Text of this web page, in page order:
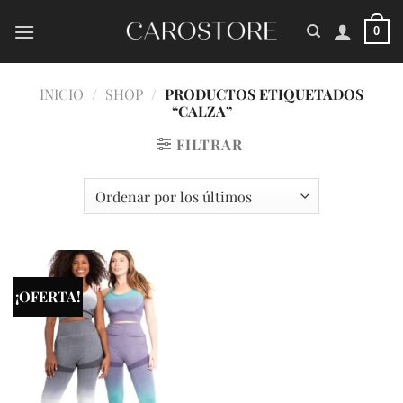
0
INICIO / SHOP / PRODUCTOS ETIQUETADOS
“CALZA”
FILTRAR
¡OFERTA!